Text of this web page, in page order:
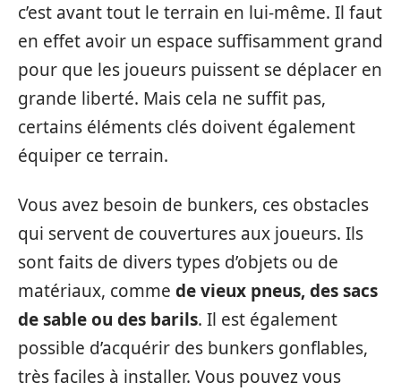
c’est avant tout le terrain en lui-même. Il faut
en effet avoir un espace suffisamment grand
pour que les joueurs puissent se déplacer en
grande liberté. Mais cela ne suffit pas,
certains éléments clés doivent également
équiper ce terrain.
Vous avez besoin de bunkers, ces obstacles
qui servent de couvertures aux joueurs. Ils
sont faits de divers types d’objets ou de
matériaux, comme de vieux pneus, des sacs
de sable ou des barils. Il est également
possible d’acquérir des bunkers gonflables,
très faciles à installer. Vous pouvez vous